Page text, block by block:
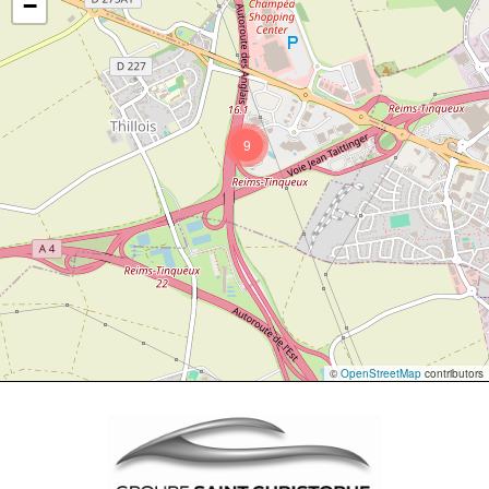
9
−
©OpenStreetMap contributors